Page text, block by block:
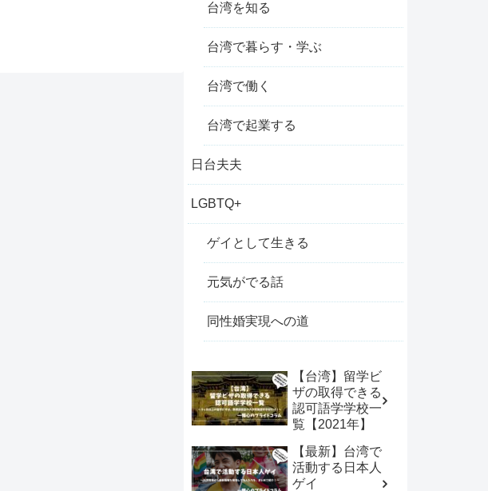
台湾を知る
台湾で暮らす・学ぶ
台湾で働く
台湾で起業する
日台夫夫
LGBTQ+
ゲイとして生きる
元気がでる話
同性婚実現への道
【台湾】留学ビ
ザの取得できる
認可語学学校一
覧【2021年】
【最新】台湾で
活動する日本人
ゲイ